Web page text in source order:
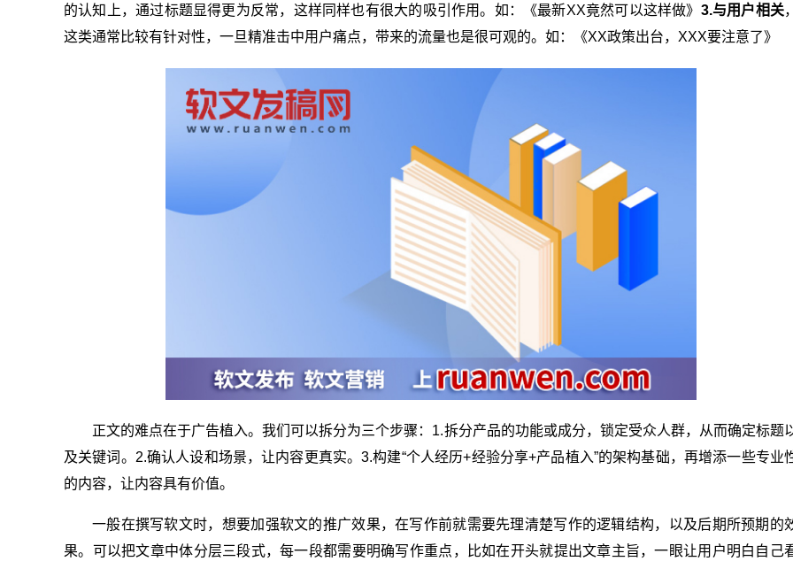
的认知上，通过标题显得更为反常，这样同样也有很大的吸引作用。如：《最新XX竟然可以这样做》 3.与用户相关
这类通常比较有针对性，一旦精准击中用户痛点，带来的流量也是很可观的。如：《XX政策出台，XXX要注意了》
正文的难点在于广告植入。我们可以拆分为三个步骤：1.拆分产品的功能或成分，锁定受众人群，从而确定标题
及关键词。2.确认人设和场景，让内容更真实。3.构建“个人经历+经验分享+产品植入”的架构基础，再增添一些专业
的内容，让内容具有价值。
一般在撰写软文时，想要加强软文的推广效果，在写作前就需要先理清楚写作的逻辑结构，以及后期所预期的
果。可以把文章中体分层三段式，每一段都需要明确写作重点，比如在开头就提出文章主旨，一眼让用户明白自己